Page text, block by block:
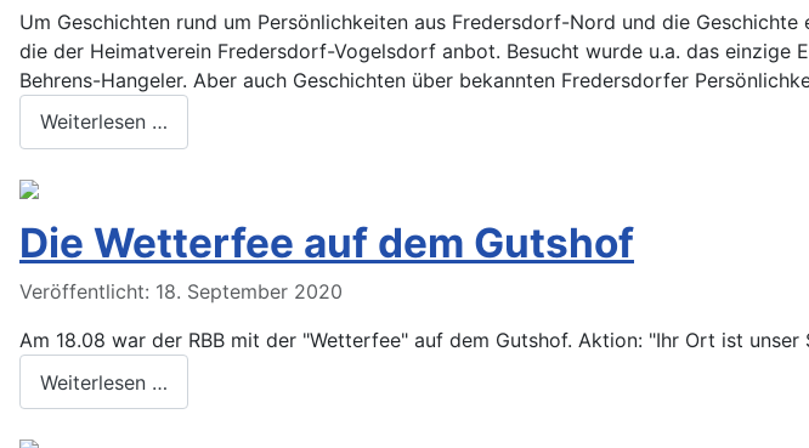
Um Geschichten rund um Persönlichkeiten aus Fredersdorf-Nord und die
die der Heimatverein Fredersdorf-Vogelsdorf anbot. Besucht wurde u.a. das
Behrens-Hangeler. Aber auch Geschichten über bekannten Fredersdorfer
Weiterlesen …
Die Wetterfee auf dem Gutshof
Veröffentlicht: 18. September 2020
Am 18.08 war der RBB mit der "Wetterfee" auf dem Gutshof. Aktion: "Ihr Ort ist unser
Weiterlesen …